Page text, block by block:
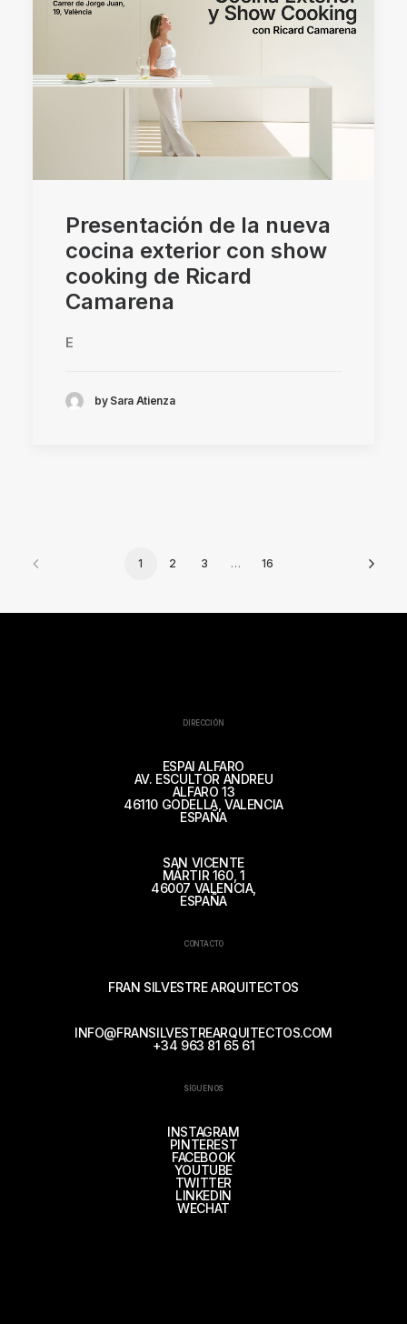
Presentación de la nueva
cocina exterior con show
cooking de Ricard
Camarena
E
by Sara Atienza
1 2 3 … 16
DIRECCIÓN
ESPAI ALFARO
AV. ESCULTOR ANDREU
ALFARO 13
46110 GODELLA, VALENCIA
ESPAÑA
SAN VICENTE
MÁRTIR 160, 1
46007 VALENCIA,
ESPAÑA
CONTACTO
FRAN SILVESTRE ARQUITECTOS
INFO@FRANSILVESTREARQUITECTOS.COM
+34 963 81 65 61
SÍGUENOS
INSTAGRAM
PINTEREST
FACEBOOK
YOUTUBE
TWITTER
LINKEDIN
WECHAT